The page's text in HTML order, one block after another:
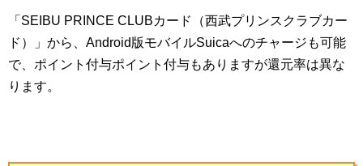
「SEIBU PRINCE CLUBカード（西武プリンスクラブカー
ド）」から、Android版モバイルSuicaへのチャージも可能
で、ポイント付与ポイント付与もありますが還元率は異な
ります。